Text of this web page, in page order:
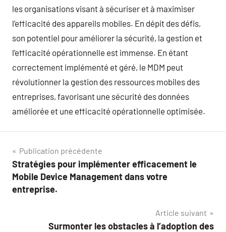
les organisations visant à sécuriser et à maximiser
l’efficacité des appareils mobiles. En dépit des défis,
son potentiel pour améliorer la sécurité, la gestion et
l’efficacité opérationnelle est immense. En étant
correctement implémenté et géré, le MDM peut
révolutionner la gestion des ressources mobiles des
entreprises, favorisant une sécurité des données
améliorée et une efficacité opérationnelle optimisée.
Navigation
de
l’article
Publication précédente
Stratégies pour implémenter efficacement le
Mobile Device Management dans votre
entreprise.
Article suivant
Surmonter les obstacles à l’adoption des